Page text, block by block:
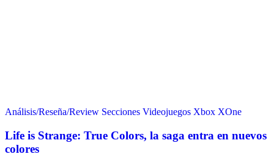
Análisis/Reseña/Review Secciones Videojuegos Xbox XOne
Life is Strange: True Colors, la saga entra en nuevos
colores